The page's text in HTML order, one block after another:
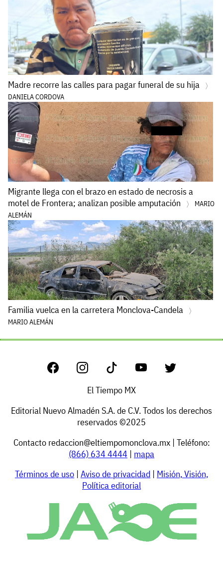
Madre recorre las calles para pagar funeral de su hija
DANIELA CORDOVA
Migrante llega con el brazo en estado de necrosis a
motel de Frontera; analizan posible amputación
MARIO
ALEMÁN
Familia vuelca en la carretera Monclova-Candela
MARIO ALEMÁN
El Tiempo MX
Editorial Nuevo Almadén S.A. de C.V. Todos los derechos
reservados ©2025
Contacto redaccion@eltiempomonclova.mx| Teléfono:
(866) 634 4444 | mapa
Términos de uso | Aviso de privacidad | Misión, Visión,
Política editorial